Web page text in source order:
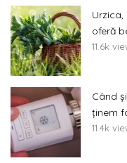
oferă
11.6k
Când
ținem
11.4k